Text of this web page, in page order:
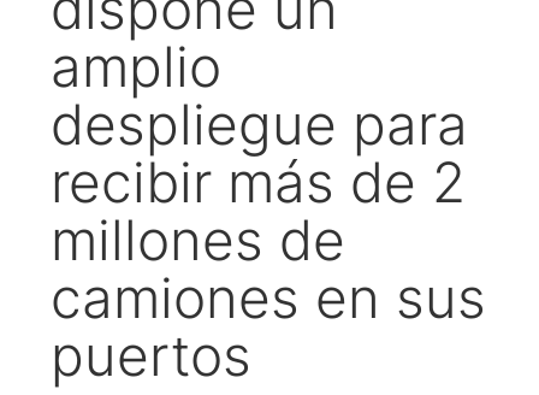
amplio
despliegue para
recibir más de 2
millones de
camiones en sus
puertos